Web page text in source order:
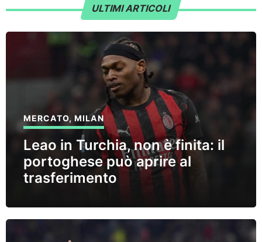
ULTIMI ARTICOLI
MERCATO,MILAN
Leao in Turchia, non è finita: il
portoghese può aprire al
trasferimento